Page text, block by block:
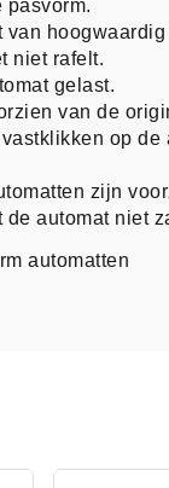
pasvorm.
van
niet rafelt.
gelast.
van de
op
zijn
de automat niet
automatten